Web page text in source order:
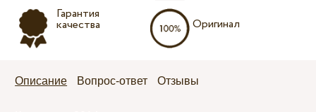
Гарантия
качества Оригинал
Описание Вопрос-ответ Отзывы